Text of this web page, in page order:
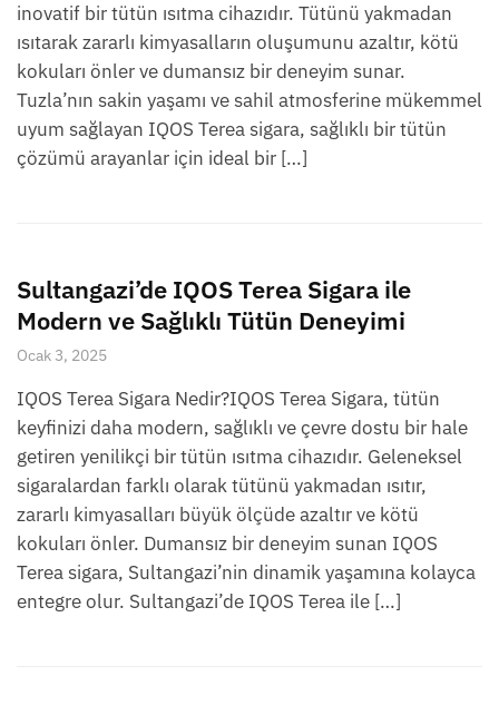
inovatif bir tütün ısıtma cihazıdır. Tütünü yakmadan
ısıtarak zararlı kimyasalların oluşumunu azaltır, kötü
kokuları önler ve dumansız bir deneyim sunar.
Tuzla’nın sakin yaşamı ve sahil atmosferine mükemmel
uyum sağlayan IQOS Terea sigara, sağlıklı bir tütün
çözümü arayanlar için ideal bir […]
Sultangazi’de IQOS Terea Sigara ile
Modern ve Sağlıklı Tütün Deneyimi
Ocak 3, 2025
IQOS Terea Sigara Nedir?IQOS Terea Sigara, tütün
keyfinizi daha modern, sağlıklı ve çevre dostu bir hale
getiren yenilikçi bir tütün ısıtma cihazıdır. Geleneksel
sigaralardan farklı olarak tütünü yakmadan ısıtır,
zararlı kimyasalları büyük ölçüde azaltır ve kötü
kokuları önler. Dumansız bir deneyim sunan IQOS
Terea sigara, Sultangazi’nin dinamik yaşamına kolayca
entegre olur. Sultangazi’de IQOS Terea ile […]